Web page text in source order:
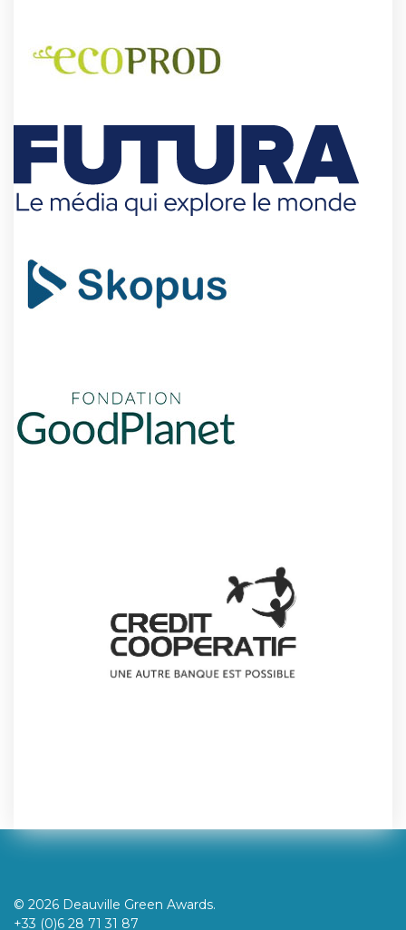
© 2026 Deauville Green Awards.
+33 (0)6 28 71 31 87